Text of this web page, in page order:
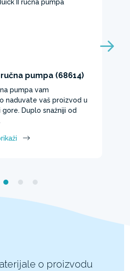
pumpa (68614)
pumpa vam
naduvate vaš proizvod u
Duplo snažniji od
o proizvodu